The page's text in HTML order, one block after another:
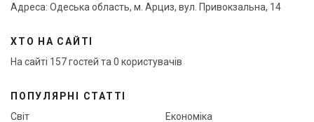
Адреса: Одеська область, м. Арциз, вул. Привокзальна, 14
ХТО НА САЙТІ
На сайті 157 гостей та 0 користувачів
ПОПУЛЯРНІ СТАТТІ
Світ
Економіка